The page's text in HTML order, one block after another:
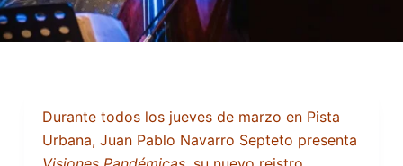
Durante todos los jueves de marzo en Pista
Urbana, Juan Pablo Navarro Septeto presenta